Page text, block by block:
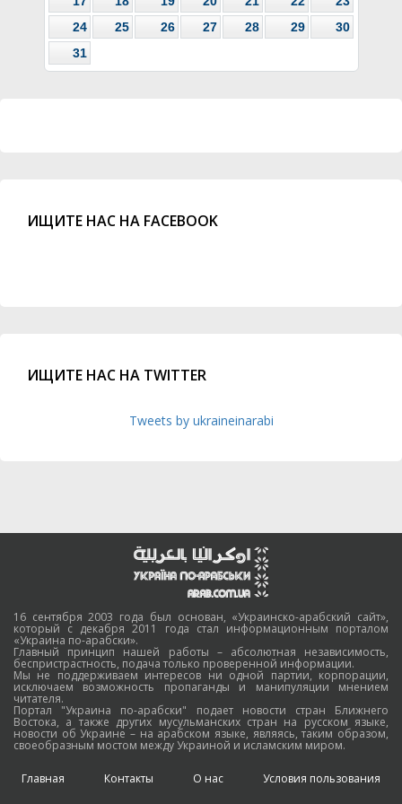
24
25 26 27 28 29
30
31
ИЩИТЕ НАС НА FACEBOOK
ИЩИТЕ НАС НА TWITTER
Tweets by ukraineinarabi
16 сентября 2003 года был основан, «Украинско-арабский сайт»,
который с декабря 2011 года стал информационным порталом
«Украина по-арабски».
Главный принцип нашей работы – абсолютная независимость,
беспристрастность, подача только проверенной информации.
Мы не поддерживаем интересов ни одной партии, корпорации,
исключаем возможность пропаганды и манипуляции мнением
читателя.
Портал "Украина по-арабски" подает новости стран Ближнего
Востока, а также других мусульманских стран на русском языке,
новости об Украине – на арабском языке, являясь, таким образом,
своеобразным мостом между Украиной и исламским миром.
Главная Контакты О нас Условия пользования